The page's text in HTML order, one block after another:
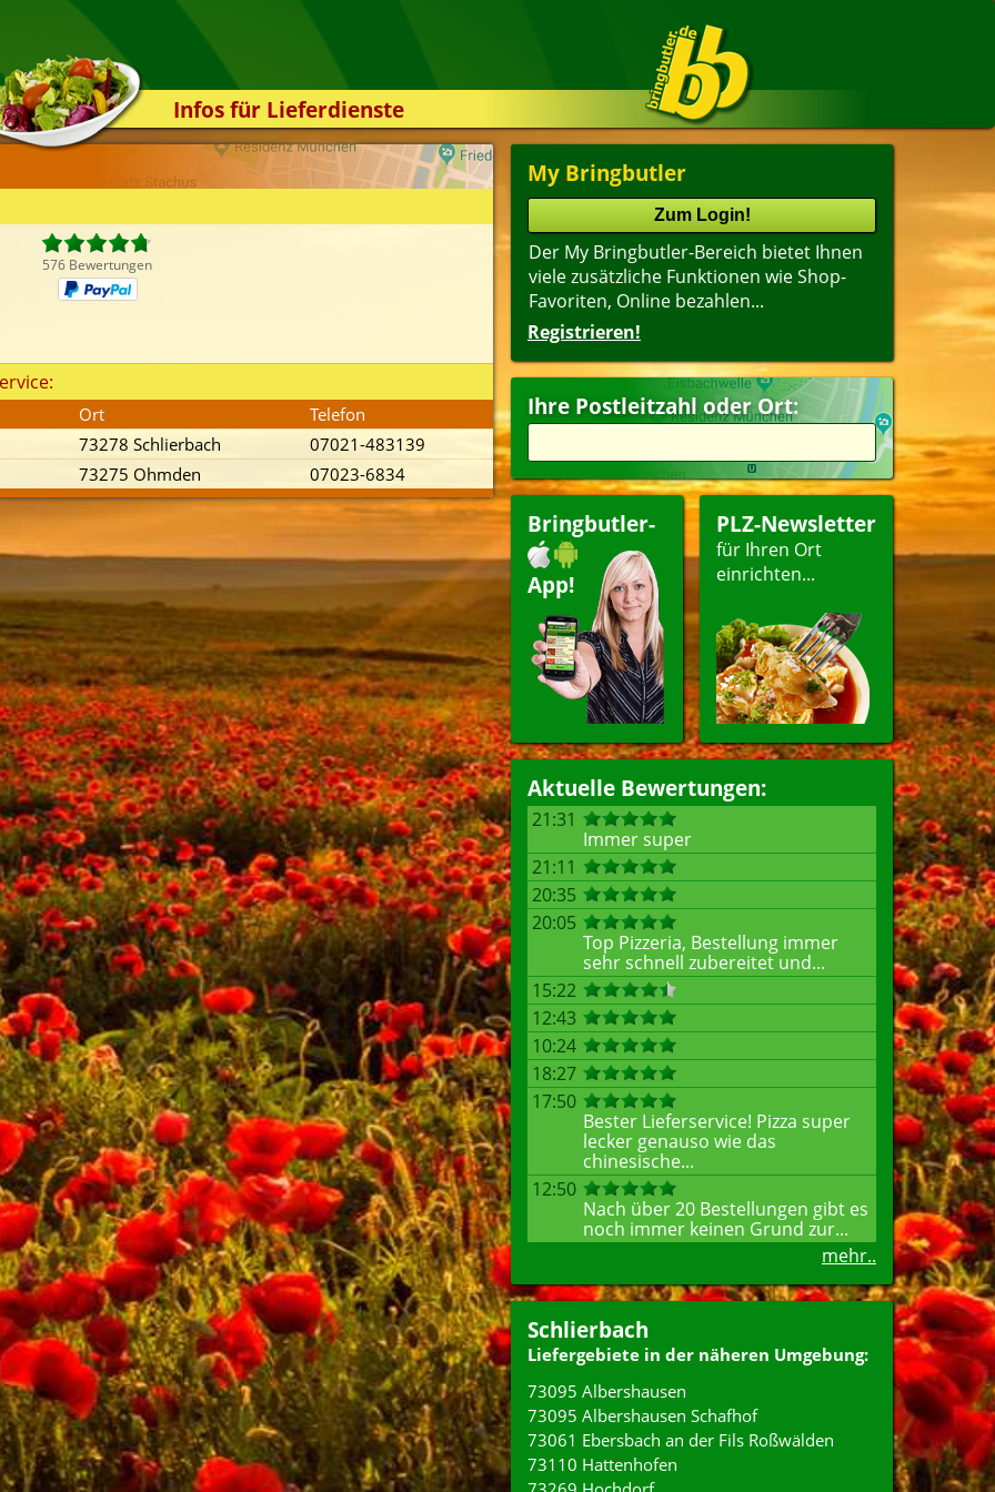
Infos für Lieferdienste
Kassensystem
Zuverlässigkeit
Kontakt
My Bringbutler
Der My Bringbutler-Bereich bietet Ihnen
viele zusätzliche Funktionen wie Shop-
Favoriten, Online bezahlen...
Registrieren!
Ihre Postleitzahl oder Ort:
Bringbutler-
App!
PLZ-Newsletter
für Ihren Ort
einrichten...
Aktuelle Bewertungen:
21:31
Immer super
21:11
20:35
20:05
Top Pizzeria, Bestellung immer
sehr schnell zubereitet und...
15:22
12:43
10:24
18:27
17:50
Bester Lieferservice! Pizza super
lecker genauso wie das
chinesische...
12:50
Nach über 20 Bestellungen gibt es
noch immer keinen Grund zur...
mehr..
Schlierbach
Liefergebiete in der näheren Umgebung:
73095 Albershausen
73095 Albershausen Schafhof
73061 Ebersbach an der Fils Roßwälden
73110 Hattenhofen
576 Bewertungen
Ort
Telefon
73278 Schlierbach
07021-483139
73275 Ohmden 07023-6834